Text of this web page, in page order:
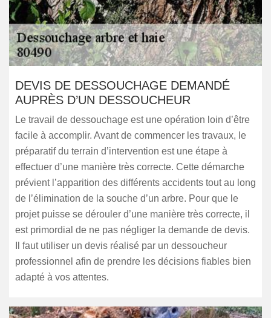
DEVIS DE DESSOUCHAGE DEMANDÉ
AUPRÈS D’UN DESSOUCHEUR
Le travail de dessouchage est une opération loin d’être
facile à accomplir. Avant de commencer les travaux, le
préparatif du terrain d’intervention est une étape à
effectuer d’une manière très correcte. Cette démarche
prévient l’apparition des différents accidents tout au long
de l’élimination de la souche d’un arbre. Pour que le
projet puisse se dérouler d’une manière très correcte, il
est primordial de ne pas négliger la demande de devis.
Il faut utiliser un devis réalisé par un dessoucheur
professionnel afin de prendre les décisions fiables bien
adapté à vos attentes.